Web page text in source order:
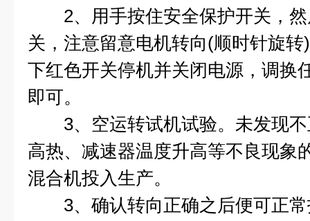
2、用手按住安全保护开关，然
关，注意留意电机转向(顺时针旋
下红色开关停机并关闭电源，调换
即可。
3、空运转试机试验。未发现不
高热、减速器温度升高等不良现象
混合机投入生产。
3、确认转向正确之后便可正常